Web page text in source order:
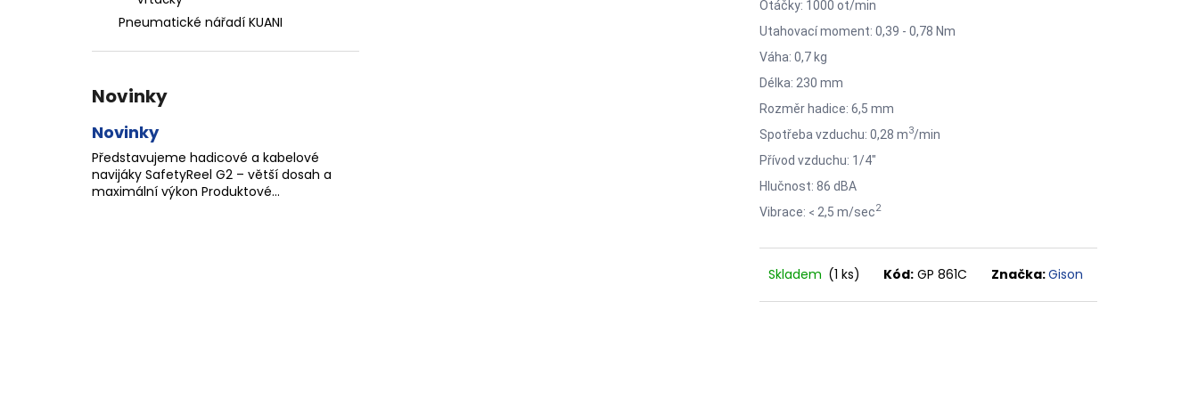
Pneumatické nářadí KUANI
Novinky
Novinky
Představujeme hadicové a kabelové
navijáky SafetyReel G2 – větší dosah a
maximální výkon Produktové...
Otáčky: 1000 ot/min
Utahovací moment: 0,39 - 0,78 Nm
Váha: 0,7 kg
Délka: 230 mm
Rozměr hadice: 6,5 mm
Spotřeba vzduchu: 0,28 m3/min
Přívod vzduchu: 1/4"
Hlučnost: 86 dBA
Vibrace: < 2,5 m/sec2
Skladem (1 ks) Kód: GP 861C Značka:Gison
684,86 Kč
4 420,13 Kč